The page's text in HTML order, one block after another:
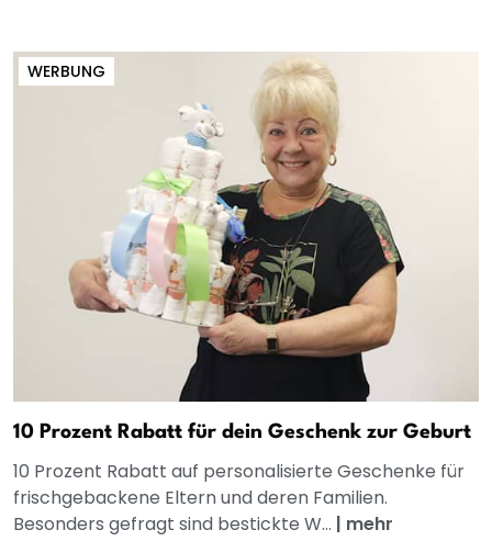
WERBUNG
10 Prozent Rabatt für dein Geschenk zur Geburt
10 Prozent Rabatt auf personalisierte Geschenke für
frischgebackene Eltern und deren Familien.
Besonders gefragt sind bestickte W... | mehr